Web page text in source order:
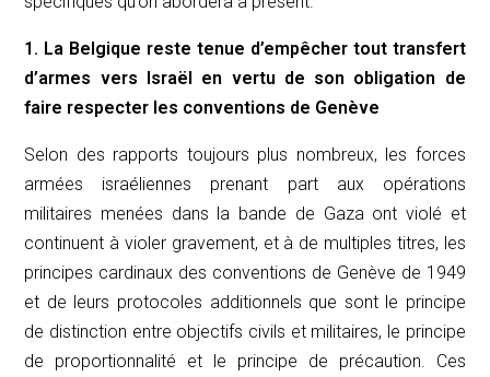
1. La Belgique reste tenue d’empêcher tout transfert
d’armes vers Israël en vertu de son obligation de
faire respecter les conventions de Genève
Selon des rapports toujours plus nombreux, les forces
armées israéliennes prenant part aux opérations
militaires menées dans la bande de Gaza ont violé et
continuent à violer gravement, et à de multiples titres, les
principes cardinaux des conventions de Genève de 1949
et de leurs protocoles additionnels que sont le principe
de distinction entre objectifs civils et militaires, le principe
de proportionnalité et le principe de précaution. Ces